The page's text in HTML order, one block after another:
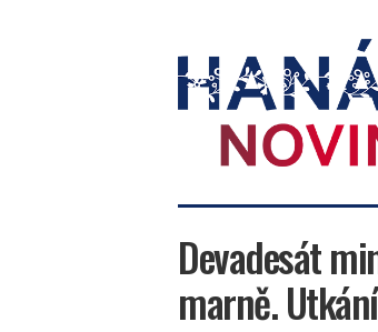
novinky
Devadesát
marně.